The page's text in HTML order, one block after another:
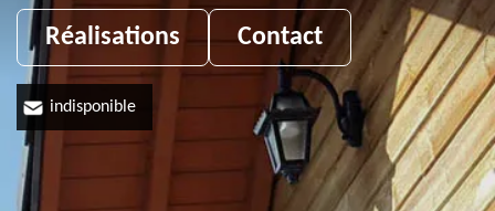
Réalisations Contact
indisponible